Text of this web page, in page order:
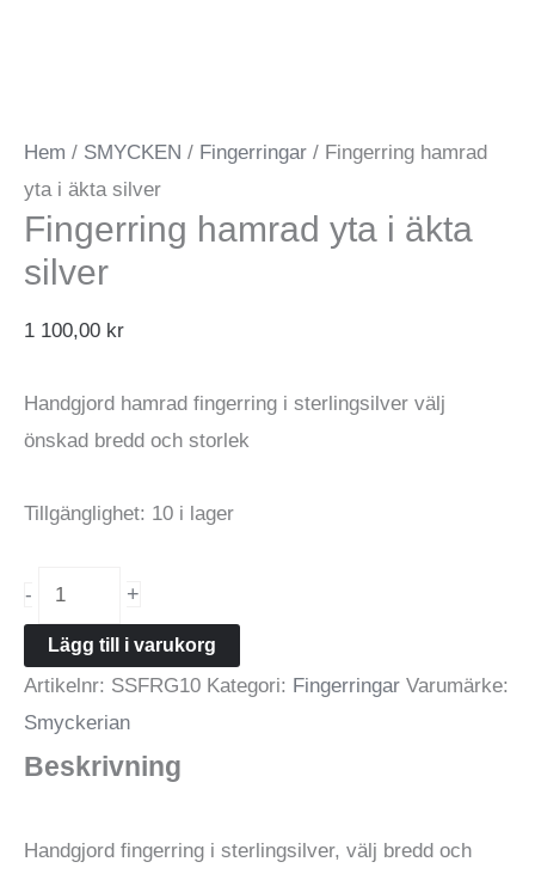
Hem / SMYCKEN / Fingerringar / Fingerring hamrad
yta i äkta silver
Fingerring hamrad yta i äkta
silver
1 100,00 kr
Handgjord hamrad fingerring i sterlingsilver välj
önskad bredd och storlek
Tillgänglighet: 10 i lager
-
Fingerring
hamrad
yta
i
äkta
silver
+
Lägg till i varukorg
Artikelnr: SSFRG10 Kategori: Fingerringar Varumärke:
Smyckerian
Beskrivning
Handgjord fingerring i sterlingsilver, välj bredd och